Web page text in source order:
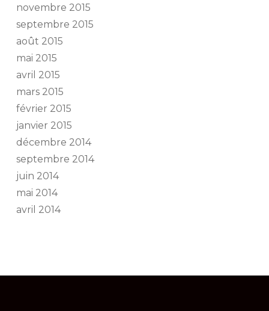
novembre 2015
septembre 2015
août 2015
mai 2015
avril 2015
mars 2015
février 2015
janvier 2015
décembre 2014
septembre 2014
juin 2014
mai 2014
avril 2014